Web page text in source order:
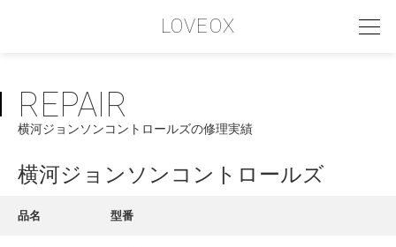
LOVEOX
PHILOSOPHY
フィロソフィー
COMPANY PROFILE
REPAIR
横河ジョンソンコントロールズの修理実績
横河ジョンソンコントロールズ
品名 型番